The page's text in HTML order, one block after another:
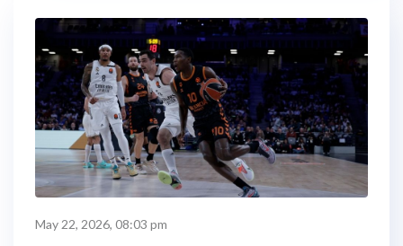
May 22, 2026, 08:03 pm